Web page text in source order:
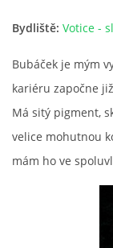
ARCHIV NOVINEK
Bydliště: Votice -
Bubáček je mým
kariéru započne
Má sitý pigment,
velice mohutnou
mám ho ve